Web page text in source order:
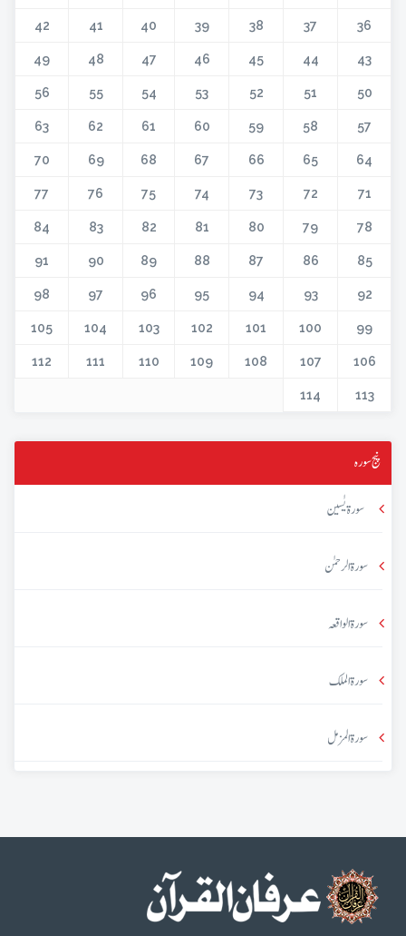
36
37
38
39
40
41
42
43
44
45
46
47
48
49
50
51
52
53
54
55
56
57
58
59
60
61
62
63
64
65
66
67
68
69
70
71
72
73
74
75
76
77
78
79
80
81
82
83
84
85
86
87
88
89
90
91
92
93
94
95
96
97
98
99
100
101
102
103
104
105
106
107
108
109
110
111
112
113
114
پنج سورہ
سورۃ یٰسین
سورۃ الرحمٰن
سورۃ الواقعہ
سورۃ الملک
سورۃ المزمل